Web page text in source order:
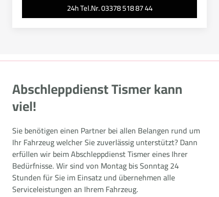
24h Tel.Nr. 03378 518 87 44
Abschleppdienst Tismer kann
viel!
Sie benötigen einen Partner bei allen Belangen rund um
Ihr Fahrzeug welcher Sie zuverlässig unterstützt? Dann
erfüllen wir beim Abschleppdienst Tismer eines Ihrer
Bedürfnisse. Wir sind von Montag bis Sonntag 24
Stunden für Sie im Einsatz und übernehmen alle
Serviceleistungen an Ihrem Fahrzeug.